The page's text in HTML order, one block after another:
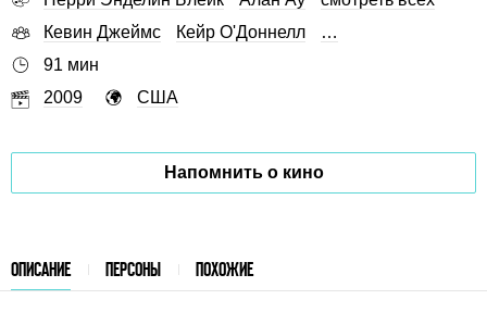
Кевин Джеймс
Кейр О'Доннелл
…
91 мин
2009
США
Напомнить о кино
ОПИСАНИЕ ПЕРСОНЫ ПОХОЖИЕ